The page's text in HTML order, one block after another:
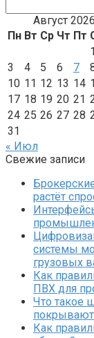
Август 2026
Пн Вт Ср Чт Пт
1
3
4 5 6 7
10 11 12 13 14
17 18 19 20 21
24 25 26 27 28
31
« Июл
Свежие записи
растёт
системы
грузовых
Как
ПВХ для
Что такое
Как